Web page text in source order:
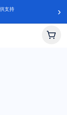
支持 ›